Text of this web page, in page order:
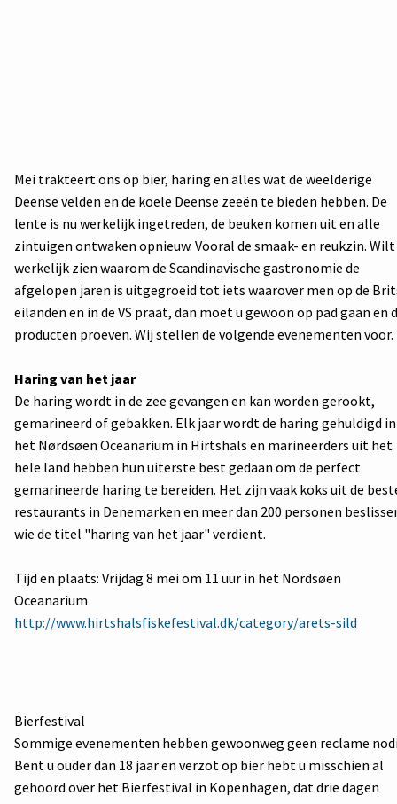
Mei trakteert ons op bier, haring en alles wat de weelderige
Deense velden en de koele Deense zeeën te bieden hebben. De
lente is nu werkelijk ingetreden, de beuken komen uit en alle
zintuigen ontwaken opnieuw. Vooral de smaak- en reukzin. Wilt
werkelijk zien waarom de Scandinavische gastronomie de
afgelopen jaren is uitgegroeid tot iets waarover men op de
eilanden en in de VS praat, dan moet u gewoon op pad gaan en
producten proeven. Wij stellen de volgende evenementen voor.
Haring van het jaar
De haring wordt in de zee gevangen en kan worden gerookt,
gemarineerd of gebakken. Elk jaar wordt de haring gehuldigd in
het Nørdsøen Oceanarium in Hirtshals en marineerders uit het
hele land hebben hun uiterste best gedaan om de perfect
gemarineerde haring te bereiden. Het zijn vaak koks uit de
restaurants in Denemarken en meer dan 200 personen
wie de titel "haring van het jaar" verdient.
Tijd en plaats: Vrijdag 8 mei om 11 uur in het Nordsøen
Oceanarium
http://www.hirtshalsfiskefestival.dk/category/arets-sild
Bierfestival
Sommige evenementen hebben gewoonweg geen reclame
Bent u ouder dan 18 jaar en verzot op bier hebt u misschien al
gehoord over het Bierfestival in Kopenhagen, dat drie dagen